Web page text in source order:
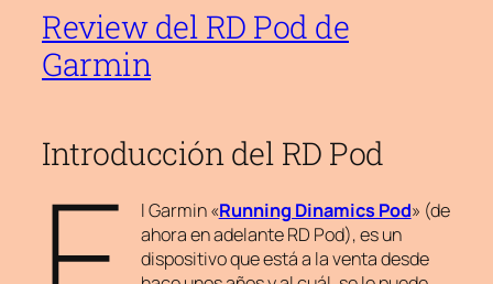
Review del RD Pod de
Garmin
Introducción del RD Pod
lGarmin«Running Dinamics Pod» (de
ahora en adelante RD Pod), es un
dispositivo que está a la venta desde